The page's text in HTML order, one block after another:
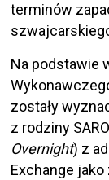
terminów
Na podstawie
zostały
z rodziny
Overnight) z
Exchange